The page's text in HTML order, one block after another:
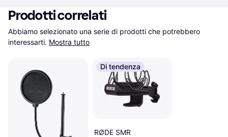
Prodotti correlati
Abbiamo selezionato una serie di prodotti che potrebbero
interessarti. Mostra tutto
Di tendenza
RØDE SMR